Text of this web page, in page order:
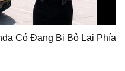
Có Đang Bị Bỏ Lại Phía